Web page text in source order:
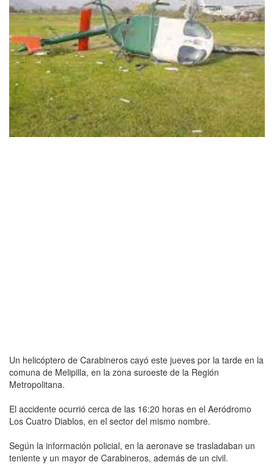
Un helicóptero de Carabineros cayó este jueves por la tarde en la
comuna de Melipilla, en la zona suroeste de la Región
Metropolitana.
El accidente ocurrió cerca de las 16:20 horas en el Aeródromo
Los Cuatro Diablos, en el sector del mismo nombre.
Según la información policial, en la aeronave se trasladaban un
teniente y un mayor de Carabineros, además de un civil.